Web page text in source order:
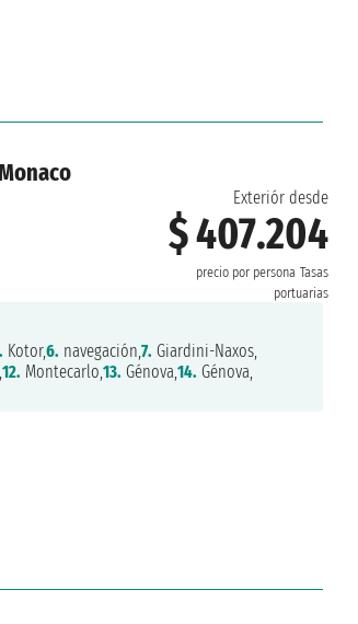
Exteriór desde
$ 407.204
precio por persona Tasas
portuarias
Kotor,6. navegación,7. Giardini-Naxos,
12. Montecarlo,13. Génova,14. Génova,